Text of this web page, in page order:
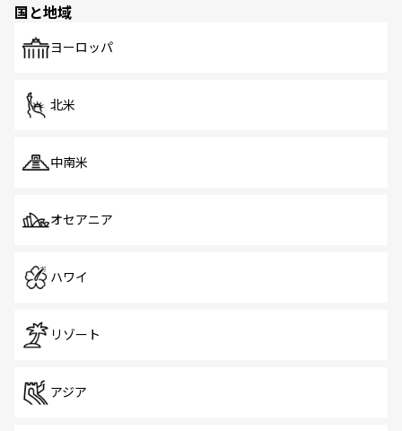
で、ホーカーズは地元の風情を楽しめる外せないスポット
国と地域
ヨーロッパ
北米
中南米
オセアニア
ハワイ
リゾート
アジア